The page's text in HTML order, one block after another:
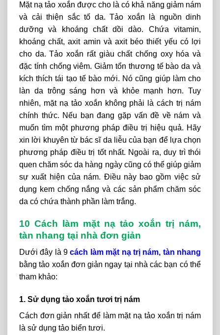
Mặt nạ tảo xoắn được cho là có khả năng giảm nám
và cải thiện sắc tố da. Tảo xoắn là nguồn dinh
dưỡng và khoáng chất dồi dào. Chứa vitamin,
khoáng chất, axit amin và axit béo thiết yếu có lợi
cho da. Tảo xoắn rất giàu chất chống oxy hóa và
đặc tính chống viêm. Giảm tổn thương tế bào da và
kích thích tái tạo tế bào mới. Nó cũng giúp làm cho
làn da trông sáng hơn và khỏe mạnh hơn. Tuy
nhiên, mặt nạ tảo xoắn không phải là cách trị nám
chính thức. Nếu bạn đang gặp vấn đề về nám và
muốn tìm một phương pháp điều trị hiệu quả. Hãy
xin lời khuyên từ bác sĩ da liễu của bạn để lựa chọn
phương pháp điều trị tốt nhất. Ngoài ra, duy trì thói
quen chăm sóc da hàng ngày cũng có thể giúp giảm
sự xuất hiện của nám. Điều này bao gồm việc sử
dụng kem chống nắng và các sản phẩm chăm sóc
da có chứa thành phần làm trắng.
10 Cách làm mặt nạ tảo xoắn trị nám,
tàn nhang tại nhà đơn giản
Dưới đây là 9cách làm mặt nạ trị nám, tàn nhang
bằng tảo xoắn đơn giản ngay tại nhà các bạn có thể
tham khảo:
1. Sử dụng tảo xoắn tươi trị nám
Cách đơn giản nhất để làm mặt nạ tảo xoắn trị nám
là sử dụng tảo biển tươi.